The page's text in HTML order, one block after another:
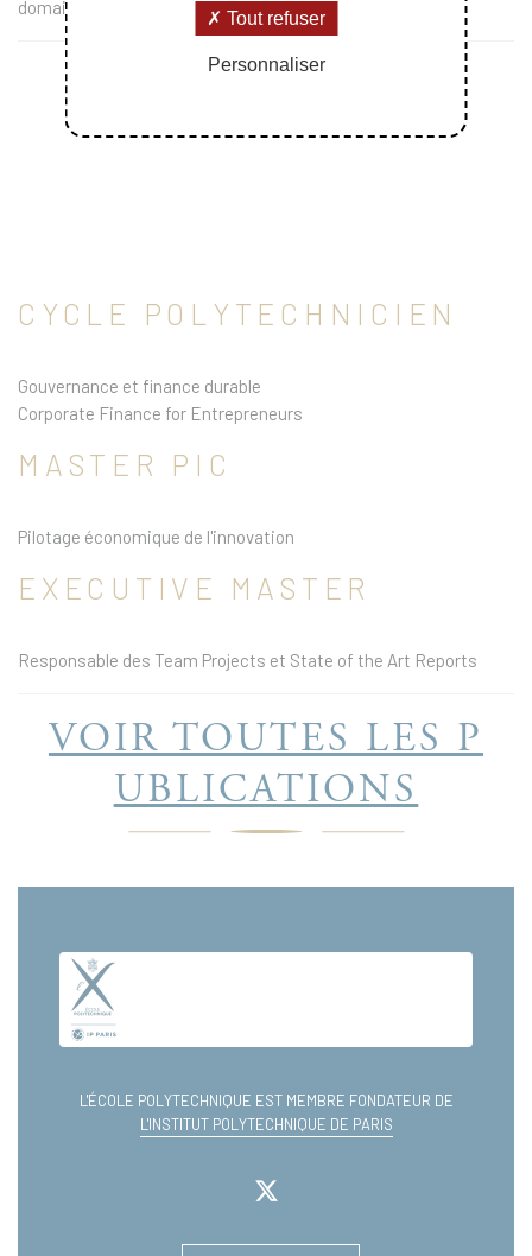
domaine humanitaire...
ENSEIGNEMENTS
CYCLE POLYTECHNICIEN
Gouvernance et finance durable
Corporate Finance for Entrepreneurs
MASTER PIC
Pilotage économique de l'innovation
EXECUTIVE MASTER
Responsable des Team Projects et State of the Art Reports
VOIR TOUTES LES P
UBLICATIONS
L'ÉCOLE POLYTECHNIQUE EST MEMBRE FONDATEUR DE
L'INSTITUT POLYTECHNIQUE DE PARIS
Tout refuser
Personnaliser